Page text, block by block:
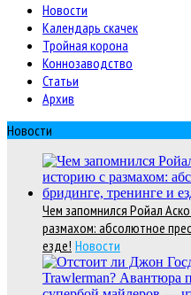
Новости
Календарь скачек
Тройная корона
Коннозаводство
Статьи
Архив
Новости
Чем запомнился Ройал
размахом: абсолютное
езде! Новости